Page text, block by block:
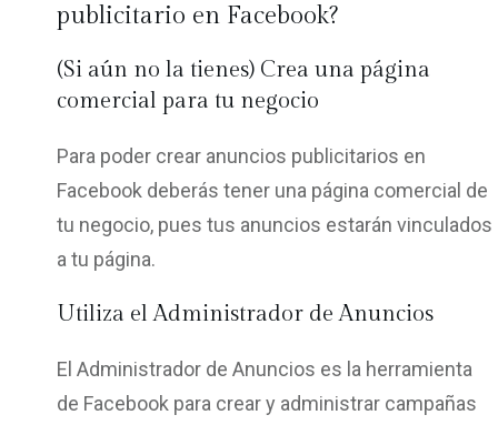
publicitario en Facebook?
(Si aún no la tienes) Crea una página
comercial para tu negocio
Para poder crear anuncios publicitarios en
Facebook deberás tener una página comercial de
tu negocio, pues tus anuncios estarán vinculados
a tu página.
Utiliza el Administrador de Anuncios
El Administrador de Anuncios es la herramienta
de Facebook para crear y administrar campañas